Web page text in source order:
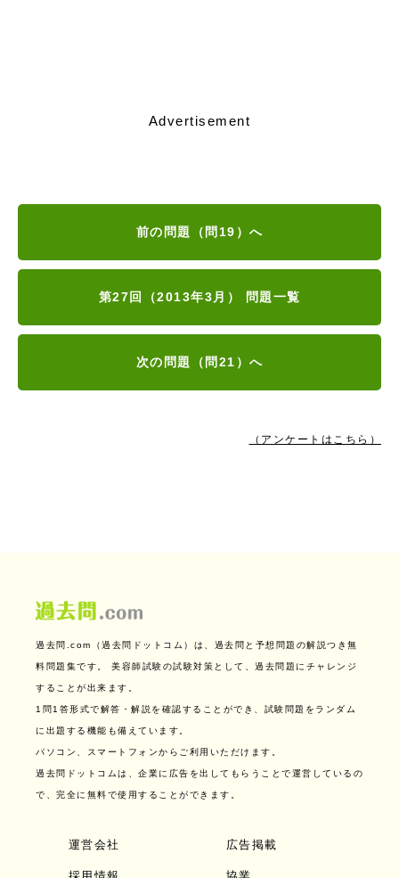
Advertisement
前の問題（問19）へ
第27回（2013年3月） 問題一覧
次の問題（問21）へ
（アンケートはこちら）
過去問.com（過去問ドットコム）は、過去問と予想問題の解説つき無
料問題集です。 美容師試験の試験対策として、過去問題にチャレンジ
することが出来ます。
1問1答形式で解答・解説を確認することができ、試験問題をランダム
に出題する機能も備えています。
パソコン、スマートフォンからご利用いただけます。
過去問ドットコムは、企業に広告を出してもらうことで運営しているの
で、完全に無料で使用することができます。
運営会社 広告掲載